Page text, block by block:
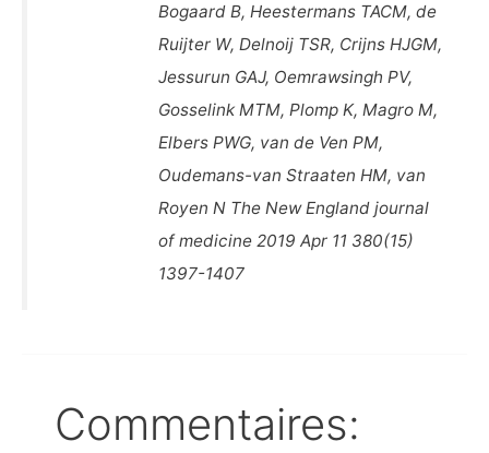
Bogaard B, Heestermans TACM, de
Ruijter W, Delnoij TSR, Crijns HJGM,
Jessurun GAJ, Oemrawsingh PV,
Gosselink MTM, Plomp K, Magro M,
Elbers PWG, van de Ven PM,
Oudemans-van Straaten HM, van
Royen N The New England journal
of medicine 2019 Apr 11 380(15)
1397-1407
Commentaires: